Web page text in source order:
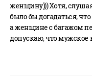
женщину))) Хотя,
было бы догадаться,
а женщине с багажом
допускаю, что мужское